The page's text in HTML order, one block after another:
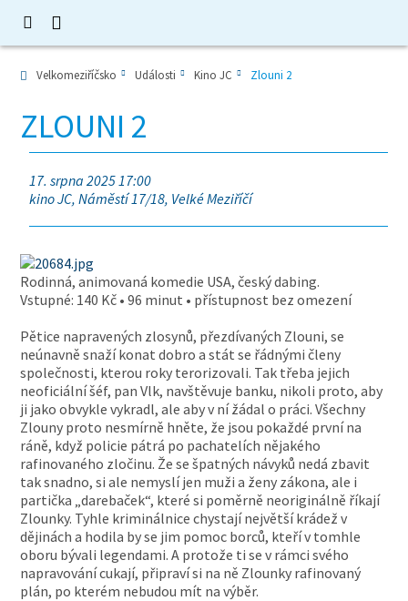
Velkomeziříčsko Události Kino JC Zlouni 2
ZLOUNI 2
17. srpna 2025 17:00
kino JC, Náměstí 17/18, Velké Meziříčí
Rodinná, animovaná komedie USA, český dabing.
Vstupné: 140 Kč • 96 minut • přístupnost bez omezení
Pětice napravených zlosynů, přezdívaných Zlouni, se
neúnavně snaží konat dobro a stát se řádnými členy
společnosti, kterou roky terorizovali. Tak třeba jejich
neoficiální šéf, pan Vlk, navštěvuje banku, nikoli proto, aby
ji jako obvykle vykradl, ale aby v ní žádal o práci. Všechny
Zlouny proto nesmírně hněte, že jsou pokaždé první na
ráně, když policie pátrá po pachatelích nějakého
rafinovaného zločinu. Že se špatných návyků nedá zbavit
tak snadno, si ale nemyslí jen muži a ženy zákona, ale i
partička „darebaček“, které si poměrně neoriginálně říkají
Zlounky. Tyhle kriminálnice chystají největší krádež v
dějinách a hodila by se jim pomoc borců, kteří v tomhle
oboru bývali legendami. A protože ti se v rámci svého
napravování cukají, připraví si na ně Zlounky rafinovaný
plán, po kterém nebudou mít na výběr.